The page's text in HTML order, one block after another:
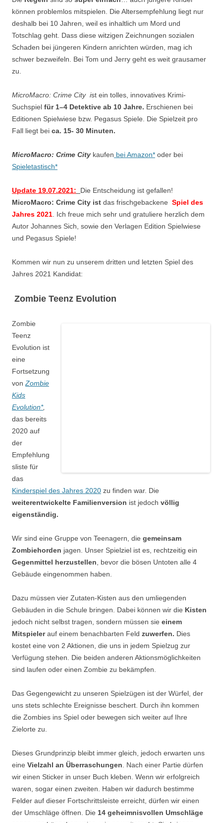
können problemlos mitspielen. Die Altersempfehlung liegt nur
deshalb bei 10 Jahren, weil es inhaltlich um Mord und
Totschlag geht. Dass diese witzigen Zeichnungen sozialen
Schaden bei jüngeren Kindern anrichten würden, mag ich
schwer bezweifeln. Bei Tom und Jerry geht es weit grausamer
zu.
MicroMacro: Crime City ist ein tolles, innovatives Krimi-
Suchspiel für 1–4 Detektive ab 10 Jahre. Erschienen bei
Editionen Spielwiese bzw. Pegasus Spiele. Die Spielzeit pro
Fall liegt bei ca. 15- 30 Minuten.
MicroMacro: Crime City kaufen bei Amazon* oder bei
Spieletastisch*
Update 19.07.2021:
Die Entscheidung ist gefallen!
MicroMacro: Crime City ist das frischgebackene Spiel des
Jahres 2021. Ich freue mich sehr und gratuliere herzlich dem
Autor Johannes Sich, sowie den Verlagen Edition Spielwiese
und Pegasus Spiele!
Kommen wir nun zu unserem dritten und letzten Spiel des
Jahres 2021 Kandidat:
Zombie Teenz Evolution
Zombie
Teenz
Evolution ist
eine
Fortsetzung
vonZombie
Kids
Evolution*,
das bereits
2020 auf
der
Empfehlung
sliste für
das
Kinderspiel des Jahres 2020 zu finden war. Die
weiterentwickelte Familienversion ist jedoch völlig
eigenständig.
Wir sind eine Gruppe von Teenagern, die gemeinsam
Zombiehorden jagen. Unser Spielziel ist es, rechtzeitig ein
Gegenmittel herzustellen, bevor die bösen Untoten alle 4
Gebäude eingenommen haben.
Dazu müssen vier Zutaten-Kisten aus den umliegenden
Gebäuden in die Schule bringen. Dabei können wir die Kisten
jedoch nicht selbst tragen, sondern müssen sie einem
Mitspielerauf einem benachbarten Feld zuwerfen. Dies
kostet eine von 2 Aktionen, die uns in jedem Spielzug zur
Verfügung stehen. Die beiden anderen Aktionsmöglichkeiten
sind laufen oder einen Zombie zu bekämpfen.
Das Gegengewicht zu unseren Spielzügen ist der Würfel, der
uns stets schlechte Ereignisse beschert. Durch ihn kommen
die Zombies ins Spiel oder bewegen sich weiter auf Ihre
Zielorte zu.
Dieses Grundprinzip bleibt immer gleich, jedoch erwarten uns
eine Vielzahl an Überraschungen. Nach einer Partie dürfen
wir einen Sticker in unser Buch kleben. Wenn wir erfolgreich
waren, sogar einen zweiten. Haben wir dadurch bestimme
Felder auf dieser Fortschrittsleiste erreicht, dürfen wir einen
der Umschläge öffnen. Die 14 geheimnisvollen Umschläge